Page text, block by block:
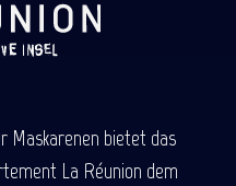
Maskarenen bietet das
La Réunion dem